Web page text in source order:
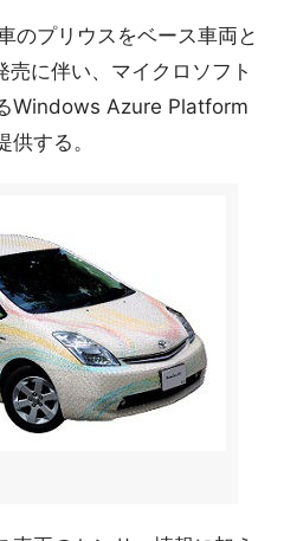
のプリウスをベース車両と
に伴い、マイクロソフト
Windows Azure Platform
する。